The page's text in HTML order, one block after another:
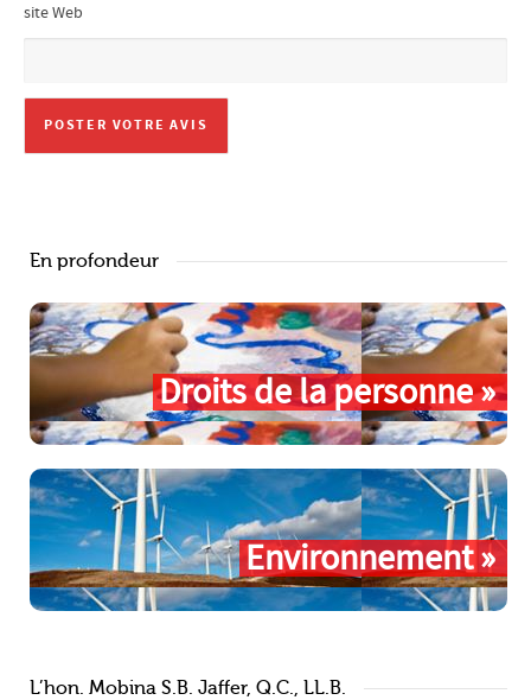
site Web
En profondeur
Droits de la personne »
Environnement »
L’hon. Mobina S.B. Jaffer, Q.C., LL.B.